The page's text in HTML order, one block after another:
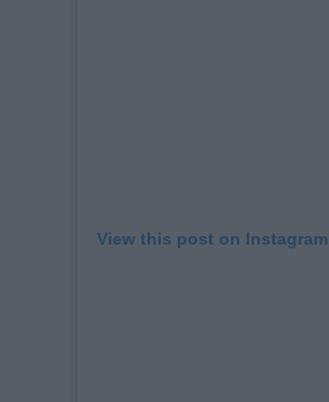
View this post on Instagram